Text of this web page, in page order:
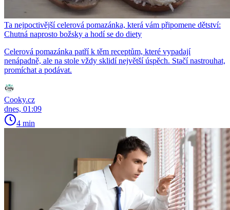
Ta nejpoctivější celerová pomazánka, která vám připomene dětství:
Chutná naprosto božsky a hodí se do diety
Celerová pomazánka patří k těm receptům, které vypadají
nenápadně, ale na stole vždy sklidí největší úspěch. Stačí nastrouhat,
promíchat a podávat.
Cooky.cz
dnes, 01:09
4 min